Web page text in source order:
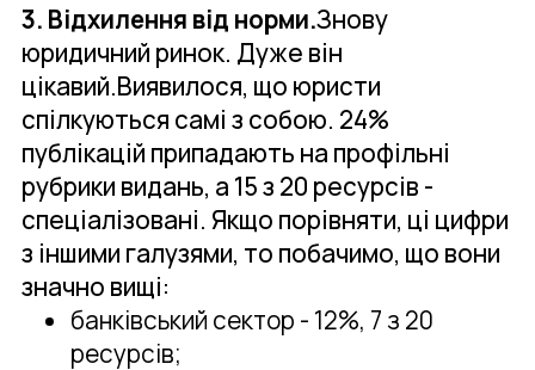
3. Відхилення від норми.Знову
юридичний ринок. Дуже він
цікавий.Виявилося, що юристи
спілкуються самі з собою. 24%
публікацій припадають на профільні
рубрики видань, а 15 з 20 ресурсів -
спеціалізовані. Якщо порівняти, ці цифри
з іншими галузями, то побачимо, що вони
значно вищі:
банківський сектор - 12%, 7 з 20
ресурсів;